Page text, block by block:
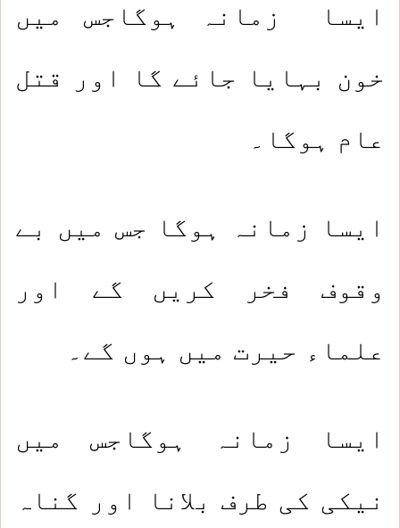
ایسا زمانہ ہوگاجس میں
خون بہایا جائے گا اور قتل
عام ہوگا۔
ایسا زمانہ ہوگا جس میں بے
وقوف فخر کریں گے اور
علماء حیرت میں ہوں گے۔
ایسا زمانہ ہوگاجس میں
نیکی کی طرف بلانا اور گناہ